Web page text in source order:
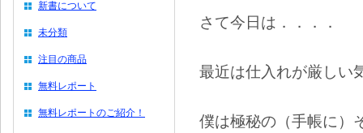
さて今日は．．．．
最近は仕入れが厳しい
僕は極秘の（手帳に）
新書について
未分類
注目の商品
無料レポート
無料レポートのご紹介！